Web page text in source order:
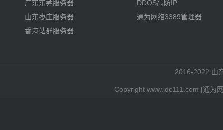
广东东莞服务器
山东枣庄服务器
香港站群服务器
DDOS高防IP
通为网络3389管理器
2016-2022 山
Copyright www.idc111.com [通为